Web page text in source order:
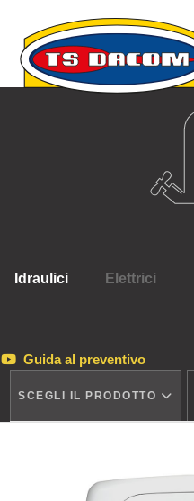
Idraulici Elettrici
Guida al preventivo
SCEGLI IL PRODOTTO